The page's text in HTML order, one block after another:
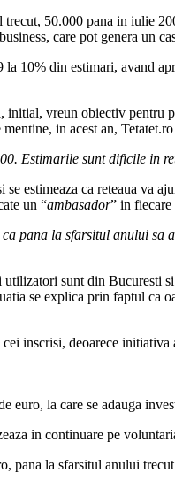
50.000 pana in iulie
care pot genera un
10% din estimari, avand
vreun obiectiv
in acest an,
Estimarile sunt dificile in
estimeaza ca reteaua va
un “ambasador” in
pana la sfarsitul anului
sunt din
se explica prin faptul
inscrisi, deoarece
euro, la care se adauga
in continuare pe
pana la sfarsitul anului